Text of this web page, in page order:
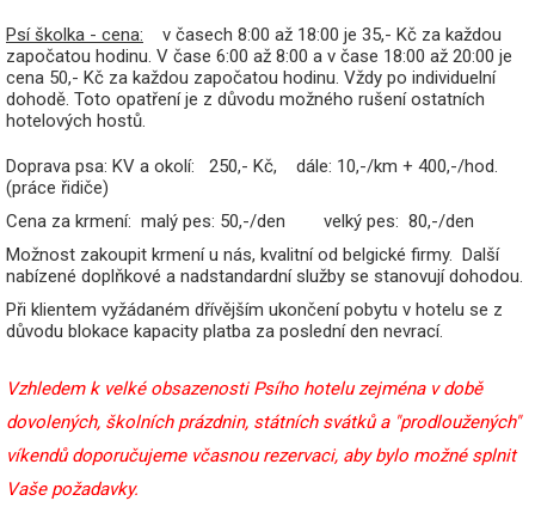
Psí školka - cena: v časech 8:00 až 18:00 je 35,- Kč za každou
započatou hodinu. V čase 6:00 až 8:00 a v čase 18:00 až 20:00 je
cena 50,- Kč za každou započatou hodinu. Vždy po individuelní
dohodě. Toto opatření je z důvodu možného rušení ostatních
hotelových hostů.
Doprava psa: KV a okolí: 250,- Kč, dále: 10,-/km + 400,-/hod.
(práce řidiče)
Cena za krmení: malý pes: 50,-/den velký pes: 80,-/den
Možnost zakoupit krmení u nás, kvalitní od belgické firmy. Další
nabízené doplňkové a nadstandardní služby se stanovují dohodou.
Při klientem vyžádaném dřívějším ukončení pobytu v hotelu se z
důvodu blokace kapacity platba za poslední den nevrací.
Vzhledem k velké obsazenosti Psího hotelu zejména v době
dovolených, školních prázdnin, státních svátků a "prodloužených"
víkendů doporučujeme včasnou rezervaci, aby bylo možné splnit
Vaše požadavky.